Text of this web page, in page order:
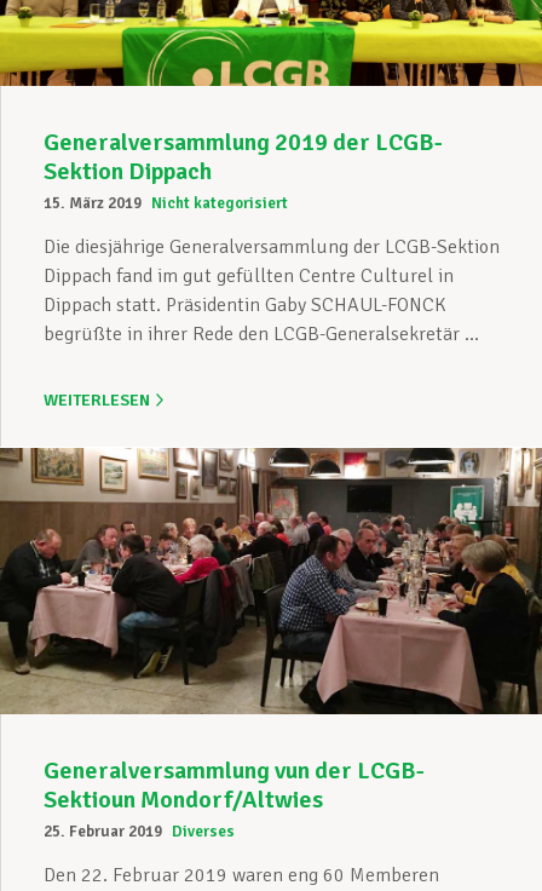
Generalversammlung 2019 der LCGB-
Sektion Dippach
15. März 2019 Nicht kategorisiert
Die diesjährige Generalversammlung der LCGB-Sektion
Dippach fand im gut gefüllten Centre Culturel in
Dippach statt. Präsidentin Gaby SCHAUL-FONCK
begrüßte in ihrer Rede den LCGB-Generalsekretär ...
WEITERLESEN
Generalversammlung vun der LCGB-
Sektioun Mondorf/Altwies
25. Februar 2019 Diverses
Den 22. Februar 2019 waren eng 60 Memberen